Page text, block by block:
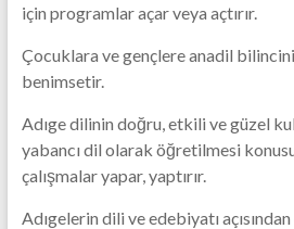
için programlar açar veya açtırır.
Çocuklara ve gençlere anadil
benimsetir.
Adıge dilinin doğru, etkili ve güzel
yabancı dil olarak öğretilmesi
çalışmalar yapar, yaptırır.
Adıgelerin dili ve edebiyatı